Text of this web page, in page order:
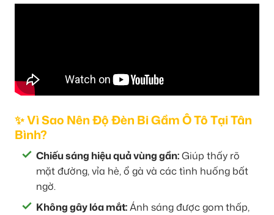
✨ Vì Sao Nên Độ Đèn Bi Gầm Ô Tô Tại Tân
Bình?
Chiếu sáng hiệu quả vùng gần:Giúp thấy rõ
mặt đường, vỉa hè, ổ gà và các tình huống bất
ngờ.
Không gây lóa mắt:Ánh sáng được gom thấp,